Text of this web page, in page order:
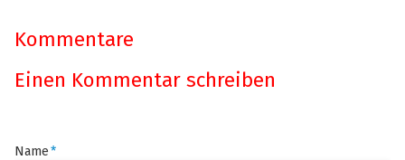
Kommentare
Einen Kommentar schreiben
Pflichtfeld
Name*